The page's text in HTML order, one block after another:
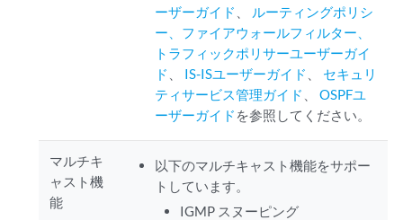
ーザーガイド
ルーティングポリシ
ー、ファイアウォールフィルター、
トラフィックポリサーユーザーガイ
ド
IS-ISユーザーガイド
セキュリ
ティサービス管理ガイド
、OSPFユ
ーザーガイド を参照してください。
マルチキ
ャスト機
能
以下のマルチキャスト機能をサポー
トしています。
IGMP スヌーピング